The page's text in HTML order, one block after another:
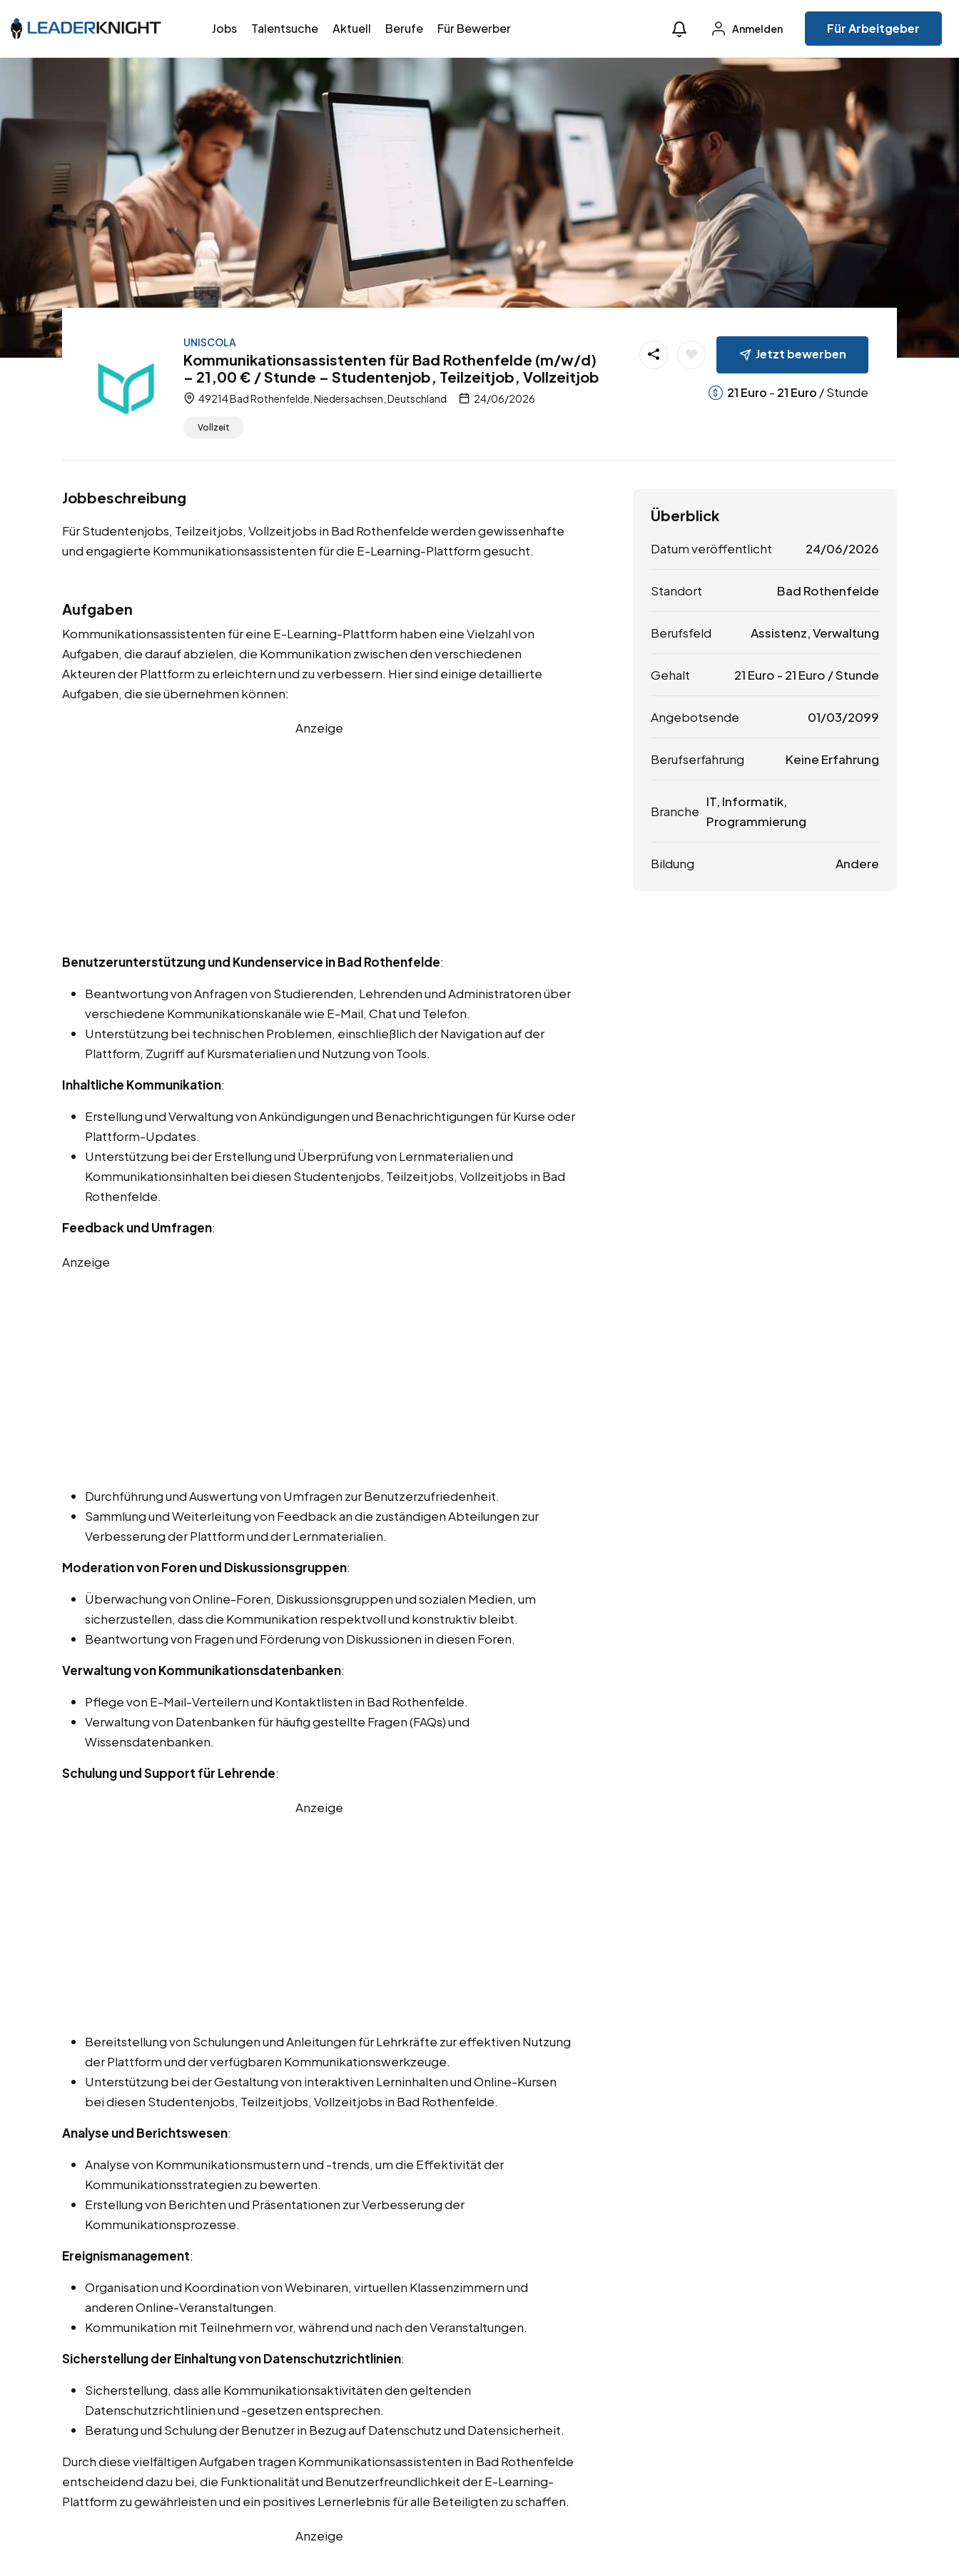
Jobs Talentsuche Aktuell Berufe Für Bewerber Anmelden Für Arbeitgeber
UNISCOLA
Kommunikationsassistenten für Bad Rothenfelde (m/w/d)
– 21,00 € / Stunde – Studentenjob, Teilzeitjob, Vollzeitjob
49214 Bad Rothenfelde, Niedersachsen, Deutschland 24/06/2026
Vollzeit
Jetzt bewerben
21 Euro - 21 Euro / Stunde
Jobbeschreibung
Für Studentenjobs, Teilzeitjobs, Vollzeitjobs in Bad Rothenfelde werden gewissenhafte
und engagierte Kommunikationsassistenten für die E-Learning-Plattform gesucht.
Aufgaben
Kommunikationsassistenten für eine E-Learning-Plattform haben eine Vielzahl von
Aufgaben, die darauf abzielen, die Kommunikation zwischen den verschiedenen
Akteuren der Plattform zu erleichtern und zu verbessern. Hier sind einige detaillierte
Aufgaben, die sie übernehmen können:
Anzeige
Benutzerunterstützung und Kundenservice in Bad Rothenfelde:
Beantwortung von Anfragen von Studierenden, Lehrenden und Administratoren über
verschiedene Kommunikationskanäle wie E-Mail, Chat und Telefon.
Unterstützung bei technischen Problemen, einschließlich der Navigation auf der
Plattform, Zugriff auf Kursmaterialien und Nutzung von Tools.
Inhaltliche Kommunikation:
Erstellung und Verwaltung von Ankündigungen und Benachrichtigungen für Kurse oder
Plattform-Updates.
Unterstützung bei der Erstellung und Überprüfung von Lernmaterialien und
Kommunikationsinhalten bei diesen Studentenjobs, Teilzeitjobs, Vollzeitjobs in Bad
Rothenfelde.
Feedback und Umfragen:
Anzeige
Durchführung und Auswertung von Umfragen zur Benutzerzufriedenheit.
Sammlung und Weiterleitung von Feedback an die zuständigen Abteilungen zur
Verbesserung der Plattform und der Lernmaterialien.
Moderation von Foren und Diskussionsgruppen:
Überwachung von Online-Foren, Diskussionsgruppen und sozialen Medien, um
sicherzustellen, dass die Kommunikation respektvoll und konstruktiv bleibt.
Beantwortung von Fragen und Förderung von Diskussionen in diesen Foren.
Verwaltung von Kommunikationsdatenbanken:
Pflege von E-Mail-Verteilern und Kontaktlisten in Bad Rothenfelde.
Verwaltung von Datenbanken für häufig gestellte Fragen (FAQs) und
Wissensdatenbanken.
Schulung und Support für Lehrende:
Anzeige
Bereitstellung von Schulungen und Anleitungen für Lehrkräfte zur effektiven Nutzung
der Plattform und der verfügbaren Kommunikationswerkzeuge.
Unterstützung bei der Gestaltung von interaktiven Lerninhalten und Online-Kursen
bei diesen Studentenjobs, Teilzeitjobs, Vollzeitjobs in Bad Rothenfelde.
Analyse und Berichtswesen:
Analyse von Kommunikationsmustern und -trends, um die Effektivität der
Kommunikationsstrategien zu bewerten.
Erstellung von Berichten und Präsentationen zur Verbesserung der
Kommunikationsprozesse.
Ereignismanagement:
Organisation und Koordination von Webinaren, virtuellen Klassenzimmern und
anderen Online-Veranstaltungen.
Kommunikation mit Teilnehmern vor, während und nach den Veranstaltungen.
Sicherstellung der Einhaltung von Datenschutzrichtlinien:
Sicherstellung, dass alle Kommunikationsaktivitäten den geltenden
Datenschutzrichtlinien und -gesetzen entsprechen.
Beratung und Schulung der Benutzer in Bezug auf Datenschutz und Datensicherheit.
Durch diese vielfältigen Aufgaben tragen Kommunikationsassistenten in Bad Rothenfelde
entscheidend dazu bei, die Funktionalität und Benutzerfreundlichkeit der E-Learning-
Plattform zu gewährleisten und ein positives Lernerlebnis für alle Beteiligten zu schaffen.
Anzeige
Überblick
Datum veröffentlicht 24/06/2026
Standort Bad Rothenfelde
Berufsfeld Assistenz, Verwaltung
Gehalt 21 Euro - 21 Euro / Stunde
Angebotsende 01/03/2099
Berufserfahrung Keine Erfahrung
Branche
IT, Informatik,
Programmierung
Bildung Andere